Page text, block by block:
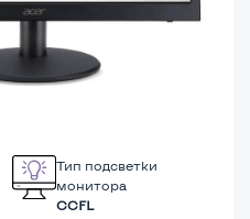
Тип подсветки
монитора
CCFL